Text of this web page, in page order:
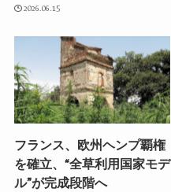
2026.06.15
フランス、欧州ヘンプ覇権
を確立、“全草利用国家モデ
ル”が完成段階へ